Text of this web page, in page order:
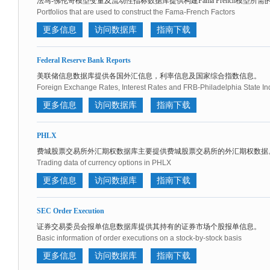
Portfolios that are used to construct the Fama-French Factors
更多信息 访问数据库 指南下载
Federal Reserve Bank Reports
美联储信息数据库提供各国外汇信息，利率信息及国家综合指数信息。
Foreign Exchange Rates, Interest Rates and FRB-Philadelphia State
更多信息 访问数据库 指南下载
PHLX
费城股票交易所外汇期权数据库主要提供费城股票交易所的外汇期权数据
Trading data of currency options in PHLX
更多信息 访问数据库 指南下载
SEC Order Execution
证券交易委员会报单信息数据库提供其持有的证券市场个股报单信息。
Basic information of order executions on a stock-by-stock basis
更多信息 访问数据库 指南下载